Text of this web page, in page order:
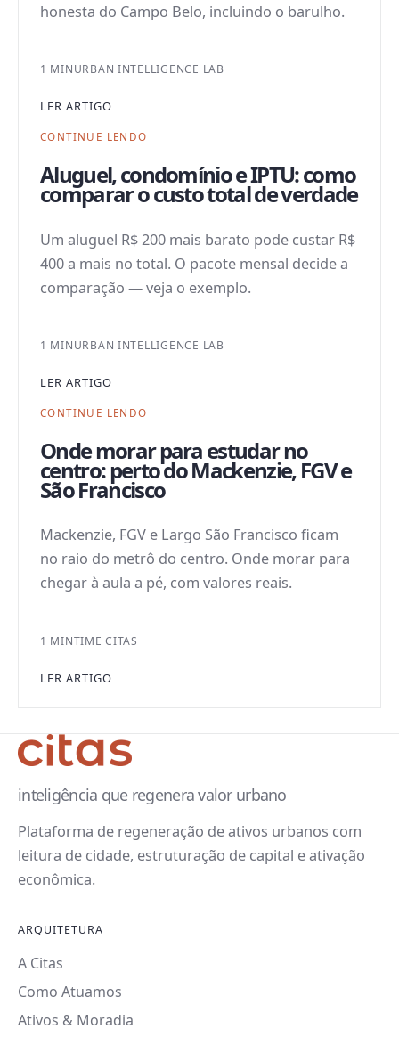
honesta do Campo Belo, incluindo o barulho.
1 MINURBAN INTELLIGENCE LAB
LER ARTIGO
CONTINUE LENDO
Aluguel, condomínio e IPTU: como
comparar o custo total de verdade
Um aluguel R$ 200 mais barato pode custar R$
400 a mais no total. O pacote mensal decide a
comparação — veja o exemplo.
1 MINURBAN INTELLIGENCE LAB
LER ARTIGO
CONTINUE LENDO
Onde morar para estudar no
centro: perto do Mackenzie, FGV e
São Francisco
Mackenzie, FGV e Largo São Francisco ficam
no raio do metrô do centro. Onde morar para
chegar à aula a pé, com valores reais.
1 MINTIME CITAS
LER ARTIGO
inteligência que regenera valor urbano
Plataforma de regeneração de ativos urbanos com
leitura de cidade, estruturação de capital e ativação
econômica.
ARQUITETURA
A Citas
Como Atuamos
Ativos & Moradia